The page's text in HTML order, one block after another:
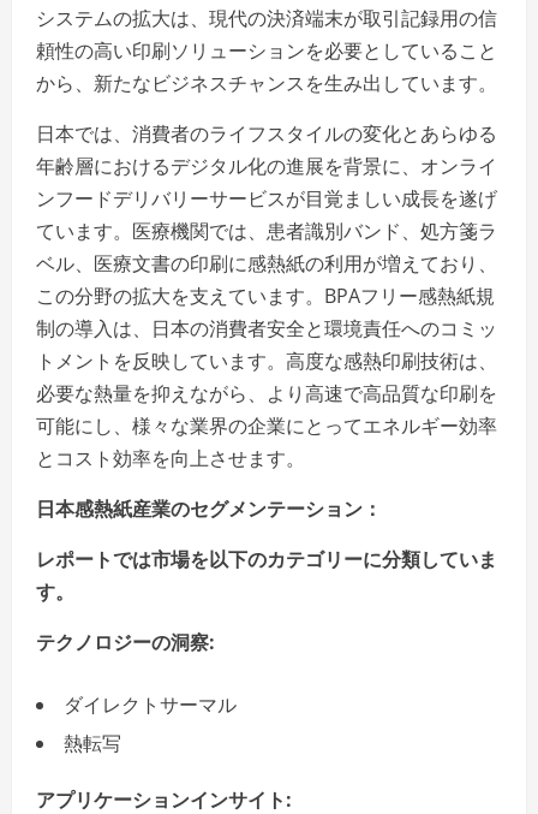
システムの拡大は、現代の決済端末が取引記録用の信
頼性の高い印刷ソリューションを必要としていること
から、新たなビジネスチャンスを生み出しています。
日本では、消費者のライフスタイルの変化とあらゆる
年齢層におけるデジタル化の進展を背景に、オンライ
ンフードデリバリーサービスが目覚ましい成長を遂げ
ています。医療機関では、患者識別バンド、処方箋ラ
ベル、医療文書の印刷に感熱紙の利用が増えており、
この分野の拡大を支えています。BPAフリー感熱紙規
制の導入は、日本の消費者安全と環境責任へのコミッ
トメントを反映しています。高度な感熱印刷技術は、
必要な熱量を抑えながら、より高速で高品質な印刷を
可能にし、様々な業界の企業にとってエネルギー効率
とコスト効率を向上させます。
日本感熱紙産業のセグメンテーション：
レポートでは市場を以下のカテゴリーに分類していま
す。
テクノロジーの洞察:
ダイレクトサーマル
熱転写
アプリケーションインサイト: